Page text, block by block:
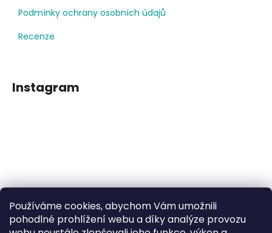
Používáme cookies, abychom Vám umožnili
pohodlné prohlížení webu a díky analýze provozu
Podmínky ochrany osobních údajů
Recenze
Instagram
Sledovat na Instagramu